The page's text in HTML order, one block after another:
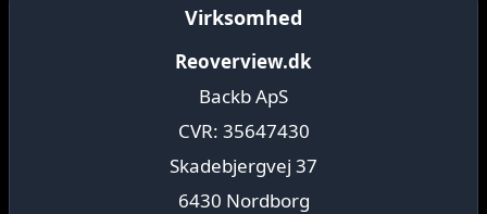
Virksomhed
Reoverview.dk
Backb ApS
CVR: 35647430
Skadebjergvej 37
6430 Nordborg